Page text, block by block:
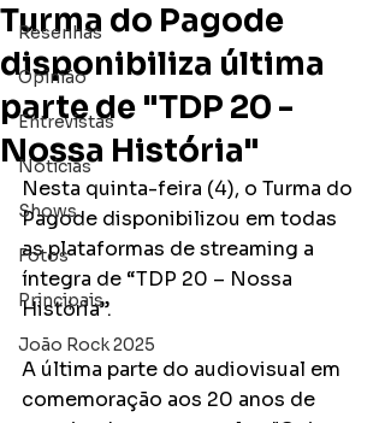
Resenhas
Opinião
Entrevistas
Notícias
Shows
Fotos
Principais
João Rock 2025
Turma do Pagode
disponibiliza última
parte de "TDP 20 -
Nossa História"
Nesta quinta-feira (4), o Turma do
Pagode disponibilizou em todas
as plataformas de streaming a
íntegra de “TDP 20 – Nossa
História”.
A última parte do audiovisual em
comemoração aos 20 anos de